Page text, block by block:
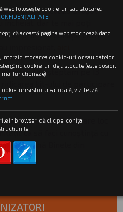
să susții o cauză Brașov
încheiat, dar te mai poți
iunie printr-o donație către
impresionat,
te așteptăm pe 13
de la ora 10:00, unde are loc
ca să faci cunoștință cu
împreună Binele din
web folosește cookie-uri sau stocarea
.
că această pagina web stochează date
interzici stocarea cookie-urilor sau datelor
cookie-uri deja stocate (este posibil
mai funcționeze).
uri si stocarea locală, vizitează
.
in browser, dă clic pe iconița